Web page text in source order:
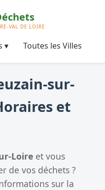
▾ Toutes les Villes
sur-
et
Loire et vous
de vos déchets ?
sur la